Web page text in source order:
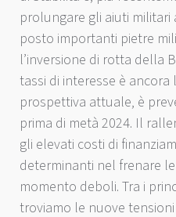
prolungare gli aiuti militari
posto importanti pietre
l’inversione di rotta della
tassi di interesse è
prospettiva attuale, è
prima di metà 2024. Il
gli elevati costi di
determinanti nel frenare
momento deboli. Tra i
troviamo le nuove